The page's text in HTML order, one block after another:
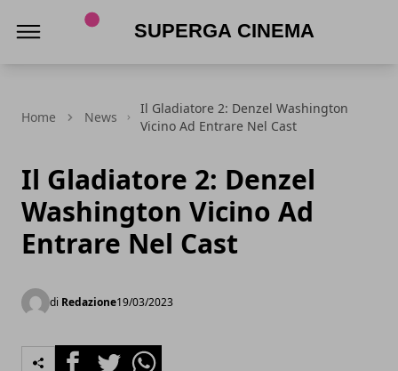
Home News
Il Gladiatore 2: Denzel Washington
Vicino Ad Entrare Nel Cast
Il Gladiatore 2: Denzel
Washington Vicino Ad
Entrare Nel Cast
di Redazione19/03/2023
FacebookTwitterWhatsapp